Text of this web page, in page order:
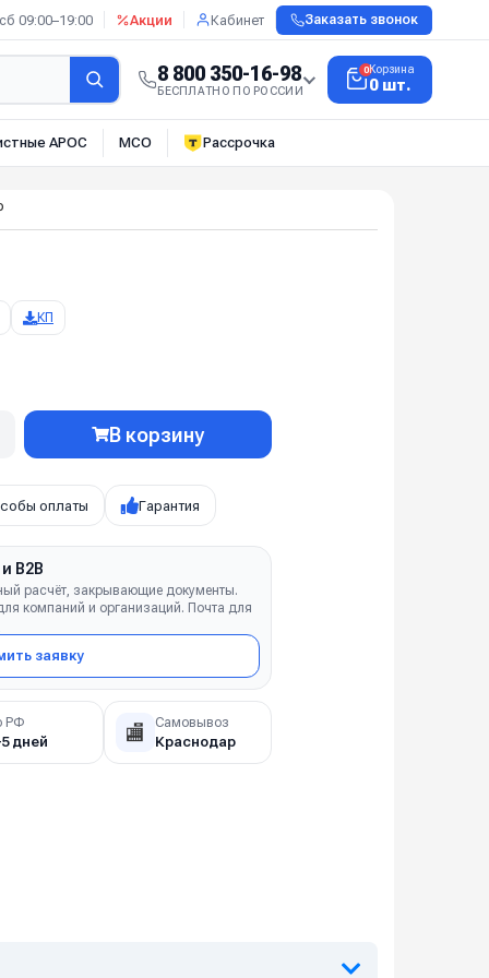
09:00–19:00 Акции Кабинет Заказать звонок
8 800 350-16-98
БЕСПЛАТНО ПО РОССИИ
0Корзина
0 шт.
АРОС МСО Рассрочка
КП
В корзину
оплаты Гарантия
B2B
расчёт, закрывающие документы.
компаний и организаций. Почта для
заявку
РФ
дней 🏬 Самовывоз
Краснодар